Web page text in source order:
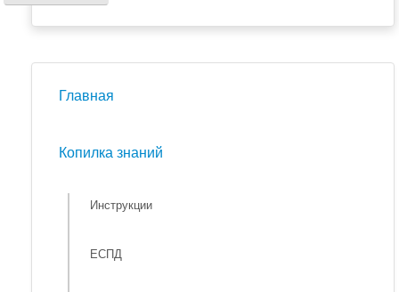
навигацию
Новости
Главная
Копилка знаний
Инструкции
ЕСПД